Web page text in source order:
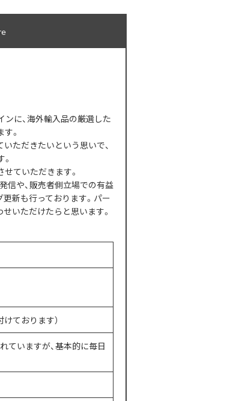
ンに、海外輸入品の厳選した
。
ただきたいという思いで、
ていただきます。
信や、販売者側立場での有益
新も行っております。パー
いただけたらと思います。
ております）
ていますが、基本的に毎日